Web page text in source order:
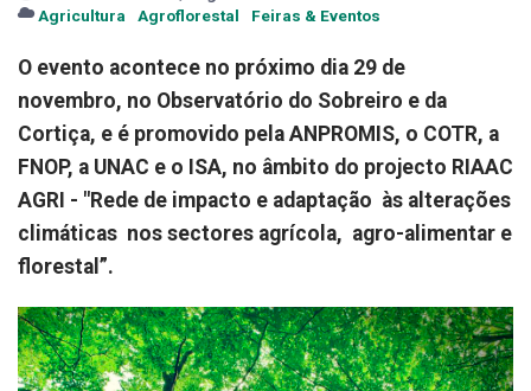
Agricultura
Agroflorestal Feiras & Eventos
O evento acontece no próximo dia 29 de
novembro, no Observatório do Sobreiro e da
Cortiça, e é promovido pela ANPROMIS, o COTR, a
FNOP, a UNAC e o ISA, no âmbito do projecto RIAAC
AGRI - "Rede de impacto e adaptação às alterações
climáticas nos sectores agrícola, agro-alimentar e
florestal”.